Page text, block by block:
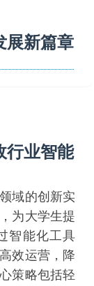
展新篇章
行业智能
域的创新实
为大学生提
智能化工具
效运营，降
策略包括轻